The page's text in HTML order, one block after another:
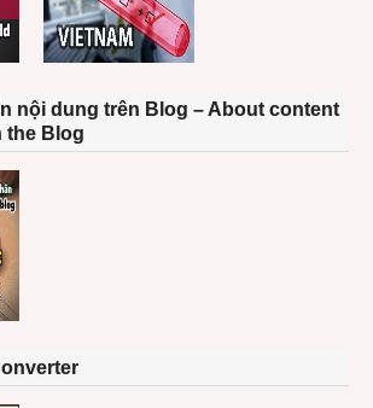
nội dung trên Blog – About content
the Blog